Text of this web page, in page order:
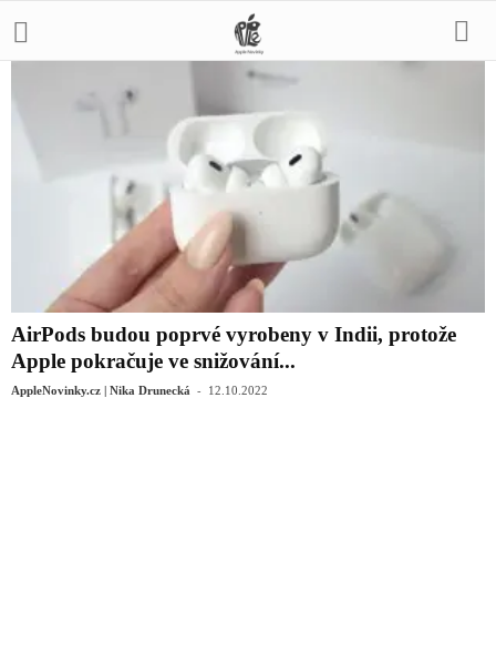
AirPods budou poprvé vyrobeny v Indii, protože
Apple pokračuje ve snižování...
AppleNovinky.cz | Nika Drunecká - 12.10.2022